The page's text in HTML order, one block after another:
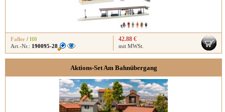
Faller / H0
Art.-Nr.: 190095-28
42.88 €
mit MWSt.
Aktions-Set Am Bahnübergang